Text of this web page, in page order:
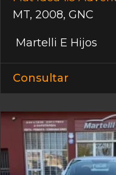
MT, 2008, GNC
Martelli E Hijos
Consultar